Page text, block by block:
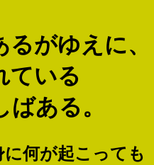
がゆえに、
いる
ある。
何が起こっても